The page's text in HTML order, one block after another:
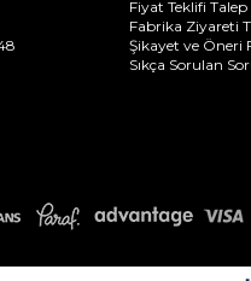
Fiyat Teklifi
Fabrika Ziyareti
Şikayet ve Öneri
Sıkça Sorulan